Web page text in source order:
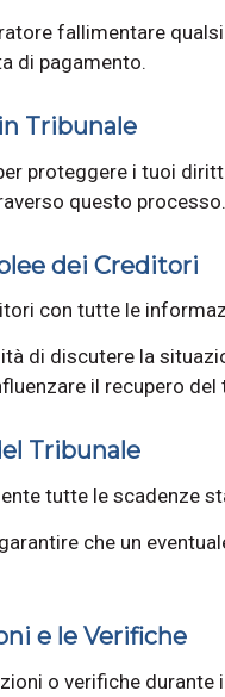
fallimentare
di pagamento.
Tribunale
proteggere i tuoi
questo processo.
dei Creditori
con tutte le
di discutere la
il recupero
Tribunale
tutte le scadenze
che un
e le Verifiche
o verifiche